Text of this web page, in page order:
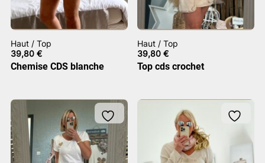
Haut / Top
39,80 €
Chemise CDS blanche
Haut / Top
39,80€
Top cds crochet